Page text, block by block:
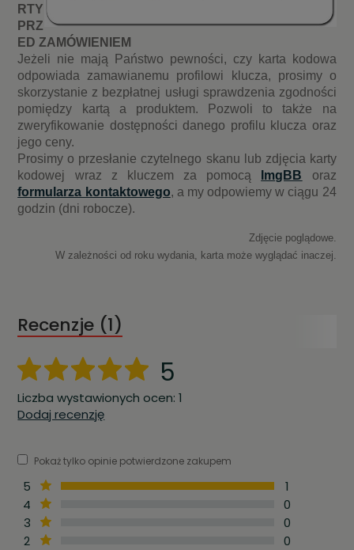
RTY
PRZ
ED ZAMÓWIENIEM
Jeżeli nie mają Państwo pewności, czy karta kodowa
odpowiada zamawianemu profilowi klucza, prosimy o
skorzystanie z bezpłatnej usługi sprawdzenia zgodności
pomiędzy kartą a produktem. Pozwoli to także na
zweryfikowanie dostępności danego profilu klucza oraz
jego ceny.
Prosimy o przesłanie czytelnego skanu lub zdjęcia karty
kodowej wraz z kluczem za pomocą
ImgBB oraz
formularza kontaktowego, a my odpowiemy w ciągu 24
godzin (dni robocze).
Zdjęcie poglądowe.
W zależności od roku wydania, karta może wyglądać inaczej.
Recenzje (1)
5
Liczba wystawionych ocen: 1
Dodaj recenzję
Pokaż tylko opinie potwierdzone zakupem
5
1
4
0
3
0
2
0